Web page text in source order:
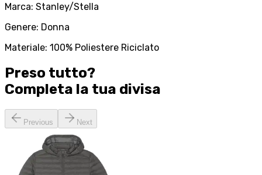
Marca: Stanley/Stella
Genere: Donna
Materiale: 100% Poliestere Riciclato
Preso tutto?
Completa la tua divisa
Previous Next